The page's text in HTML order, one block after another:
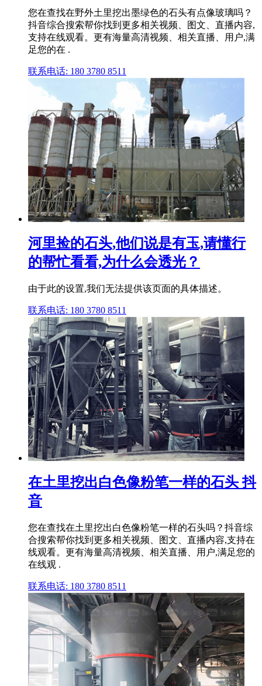
您在查找在野外土里挖出墨绿色的石头有点像玻璃吗？
抖音综合搜索帮你找到更多相关视频、图文、直播内容,
支持在线观看。更有海量高清视频、相关直播、用户,满
足您的在 .
联系电话: 180 3780 8511
河里捡的石头,他们说是有玉,请懂行
的帮忙看看,为什么会透光？
由于此的设置,我们无法提供该页面的具体描述。
联系电话: 180 3780 8511
在土里挖出白色像粉笔一样的石头 抖
音
您在查找在土里挖出白色像粉笔一样的石头吗？抖音综
合搜索帮你找到更多相关视频、图文、直播内容,支持在
线观看。更有海量高清视频、相关直播、用户,满足您的
在线观 .
联系电话: 180 3780 8511